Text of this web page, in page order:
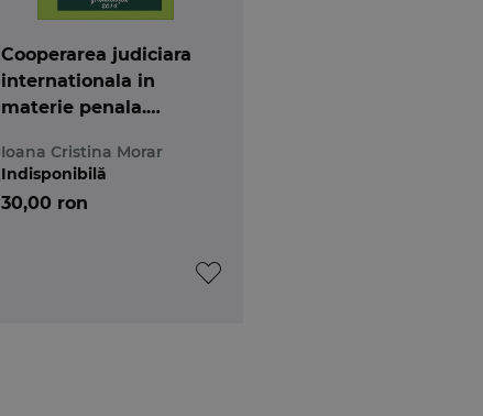
Cooperarea judiciara
internationala in
materie penala.
2014
Ioana Cristina Morar
30,00 ron
Indisponibilă